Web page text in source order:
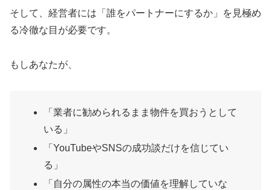
そして、経営者には「誰をパートナーにするか」を見極め
る冷徹な目が必要です。
もしあなたが、
「業者に勧められるまま物件を買おうとして
いる」
「YouTubeやSNSの成功談だけを信じてい
る」
「自分の属性の本当の価値を理解していな